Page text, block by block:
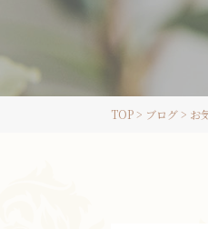
TOP> ブログ> お